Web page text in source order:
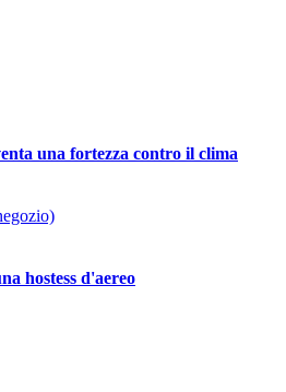
una fortezza contro il clima
hostess d'aereo